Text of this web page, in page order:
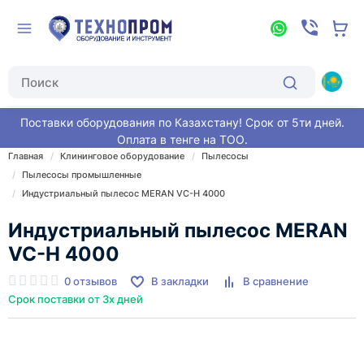
Поставки оборудования по Казахстану! Срок от 5ти дней.
Оплата в тенге на ТОО.
Главная Клининговое оборудование
Пылесосы
Пылесосы промышленные
Индустриальный пылесос MERAN VC-H 4000
Индустриальный пылесос MERAN
VC-H 4000
0 отзывов В закладки
В сравнение
Срок поставки от 3х дней